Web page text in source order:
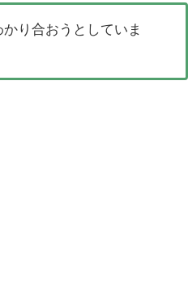
り合おうとしていま